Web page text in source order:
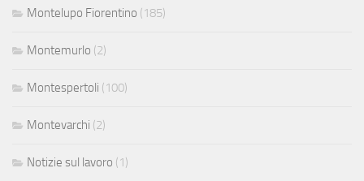
Montelupo Fiorentino (185)
Montemurlo (2)
Montespertoli (100)
Montevarchi (2)
Notizie sul lavoro (1)